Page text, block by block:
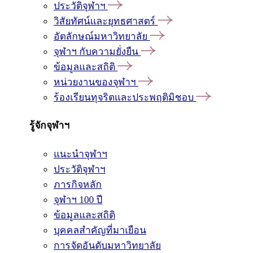
ประวัติจุฬาฯ
วิสัยทัศน์และยุทธศาสตร์
อัตลักษณ์มหาวิทยาลัย
จุฬาฯ กับความยั่งยืน
ข้อมูลและสถิติ
หน่วยงานของจุฬาฯ
ร้องเรียนทุจริตและประพฤติมิชอบ
รู้จักจุฬาฯ
แนะนำจุฬาฯ
ประวัติจุฬาฯ
ภารกิจหลัก
จุฬาฯ 100 ปี
ข้อมูลและสถิติ
บุคคลสำคัญที่มาเยือน
การจัดอันดับมหาวิทยาลัย